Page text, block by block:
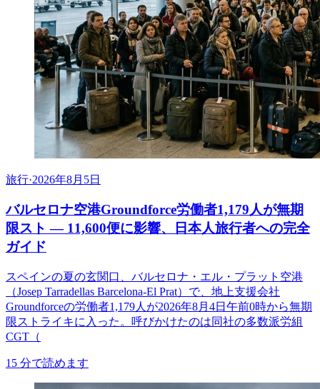
旅行·2026年8月5日
バルセロナ空港Groundforce労働者1,179人が無期
限スト ― 11,600便に影響、日本人旅行者への完全
ガイド
スペインの夏の玄関口、バルセロナ・エル・プラット空港
（Josep Tarradellas Barcelona-El Prat）で、地上支援会社
Groundforceの労働者1,179人が2026年8月4日午前0時から無期
限ストライキに入った。呼びかけたのは同社の多数派労組
CGT（
15 分で読めます